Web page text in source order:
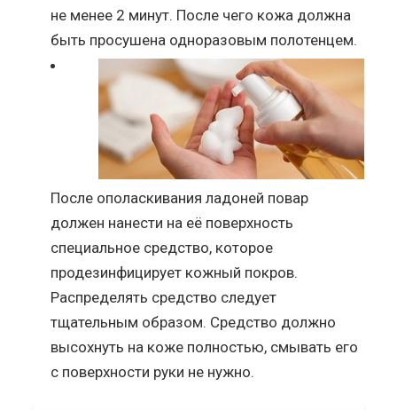
не менее 2 минут. После чего кожа должна
быть просушена одноразовым полотенцем.
После ополаскивания ладоней повар
должен нанести на её поверхность
специальное средство, которое
продезинфицирует кожный покров.
Распределять средство следует
тщательным образом. Средство должно
высохнуть на коже полностью, смывать его
с поверхности руки не нужно.